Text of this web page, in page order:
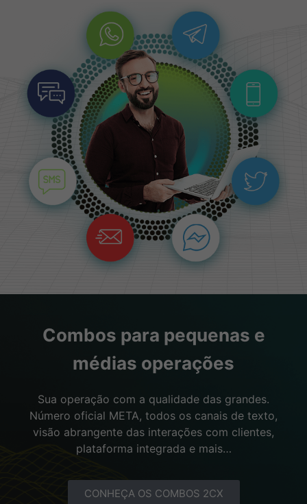
Combos para pequenas e
médias operações
Sua operação com a qualidade das grandes.
Número oficial META, todos os canais de texto,
visão abrangente das interações com clientes,
plataforma integrada e mais…
CONHEÇA OS COMBOS 2CX